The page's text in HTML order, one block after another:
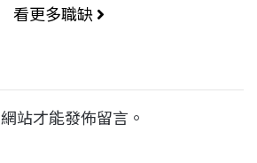
看更多職缺
網站才能發佈留言。